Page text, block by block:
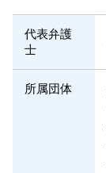
代表弁護
士
所属団体